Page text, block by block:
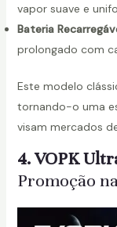
vapor suave e
Bateria
prolongado com
Este modelo
tornando-o uma
visam mercados
4. VOPK
Promoção